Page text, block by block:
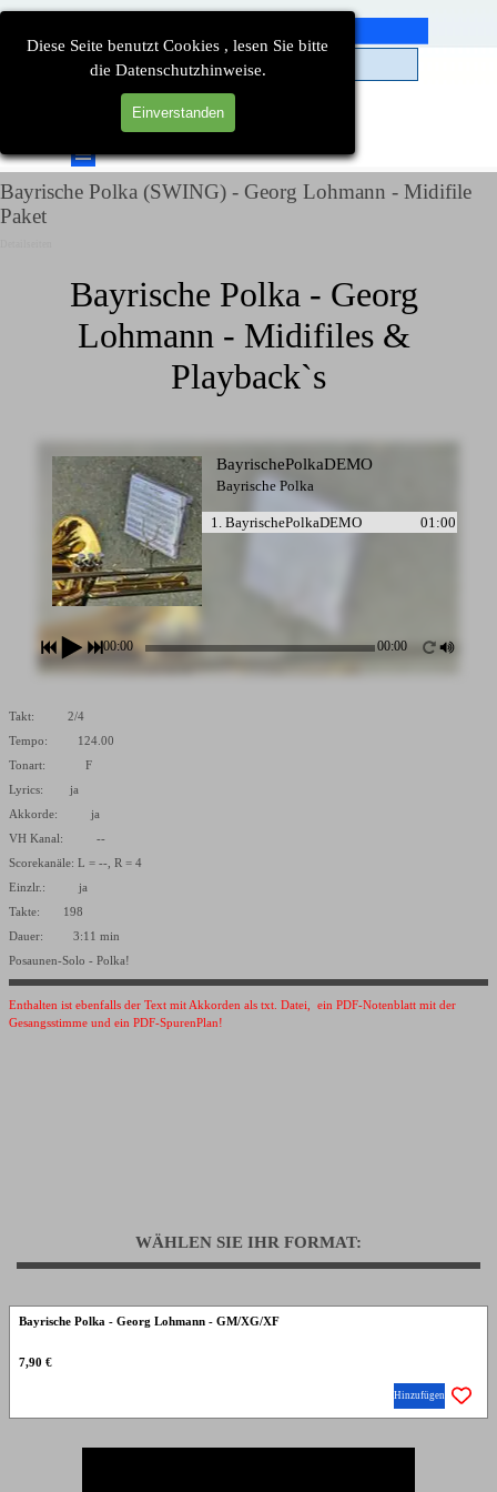
Diese Seite benutzt Cookies , lesen Sie bitte
die Datenschutzhinweise.
Einverstanden
Direkt zum Seiteninhalt
Menü überspringen
Bayrische Polka (SWING) - Georg Lohmann - Midifile
Paket
Bayrische Polka - Georg
Lohmann - Midifiles &
Playback`s
BayrischePolkaDEMO
Bayrische Polka
1. BayrischePolkaDEMO 01:00
00:00 00:00
Takt: 2/4
Tempo: 124.00
Tonart: F
Lyrics: ja
Akkorde: ja
VH Kanal: --
Scorekanäle: L = --, R = 4
Einzlr.: ja
Takte: 198
Dauer: 3:11 min
Posaunen-Solo - Polka!
Enthalten ist ebenfalls der Text mit Akkorden als txt. Datei, ein PDF-Notenblatt mit der
Gesangsstimme und ein PDF-SpurenPlan!
WÄHLEN SIE IHR FORMAT:
Bayrische Polka - Georg Lohmann - GM/XG/XF
7,90 €
Hinzufügen